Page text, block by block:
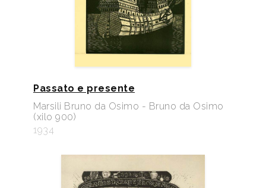
Passato e presente
Marsili Bruno da Osimo - Bruno da Osimo
(xilo 900)
1934